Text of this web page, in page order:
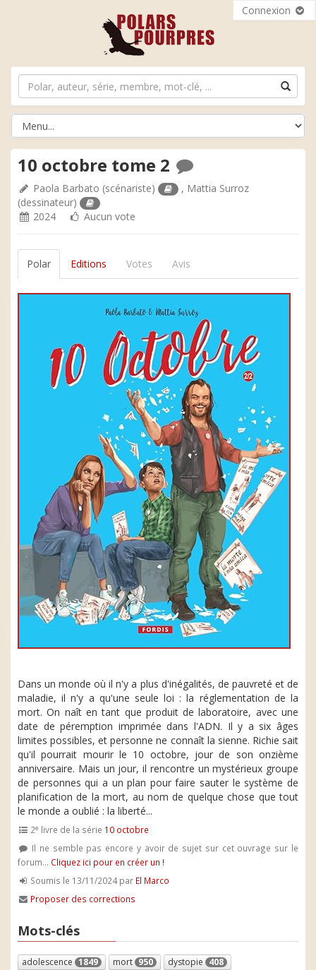
Connexion
10 octobre tome 2
Paola Barbato (scénariste) , Mattia Surroz
(dessinateur)
2024
Aucun vote
Polar Editions Votes Avis
Dans un monde où il n'y a plus d'inégalités, de pauvreté et de
maladie, il n'y a qu'une seule loi : la réglementation de la
mort. On naît en tant que produit de laboratoire, avec une
date de péremption imprimée dans l'ADN. Il y a six âges
limites possibles, et personne ne connaît la sienne. Richie sait
qu'il pourrait mourir le 10 octobre, jour de son onzième
anniversaire. Mais un jour, il rencontre un mystérieux groupe
de personnes qui a un plan pour faire sauter le système de
planification de la mort, au nom de quelque chose que tout
le monde a oublié : la liberté...
2e livre de la série 10 octobre
Il ne semble pas encore y avoir de sujet sur cet ouvrage sur le
forum... Cliquez ici pour en créer un !
Soumis le 13/11/2024 par El Marco
Proposer des corrections
Mots-clés
adolescence 1849 mort 950 dystopie 408